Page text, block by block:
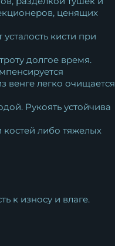
ценящих
кисти при
долгое время.
венге легко очищается
Рукоять устойчива
костей либо тяжелых
к износу и влаге.